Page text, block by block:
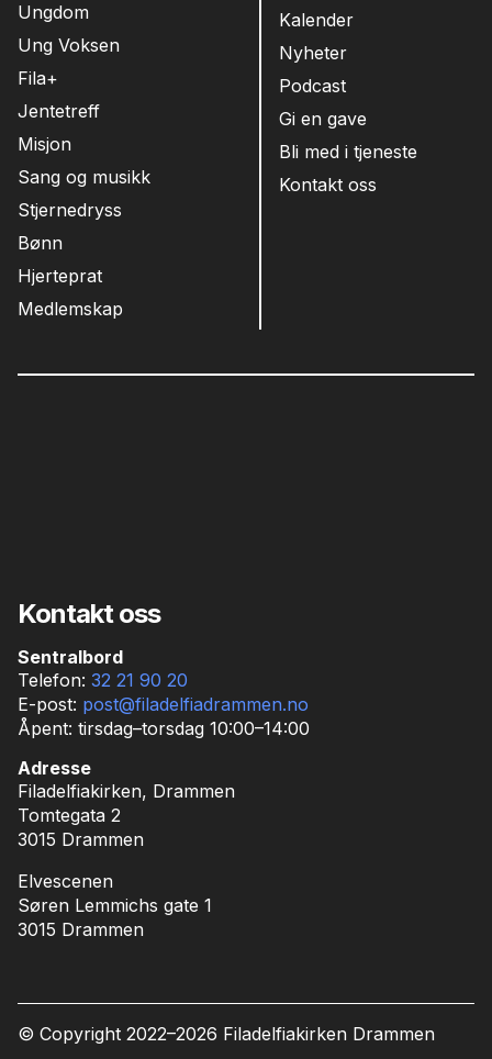
Ungdom
Ung Voksen
Fila+
Jentetreff
Misjon
Sang og musikk
Stjernedryss
Bønn
Hjerteprat
Medlemskap
Kalender
Nyheter
Podcast
Gi en gave
Bli med i tjeneste
Kontakt oss
Kontakt oss
Sentralbord
Telefon: 32 21 90 20
E-post: post@filadelfiadrammen.no
Åpent: tirsdag–torsdag 10:00–14:00
Adresse
Filadelfiakirken, Drammen
Tomtegata 2
3015 Drammen
Elvescenen
Søren Lemmichs gate 1
3015 Drammen
© Copyright 2022–2026 Filadelfiakirken Drammen